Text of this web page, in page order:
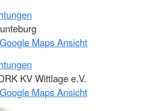
Maps Ansicht
KV Wittlage e.V.
Maps Ansicht